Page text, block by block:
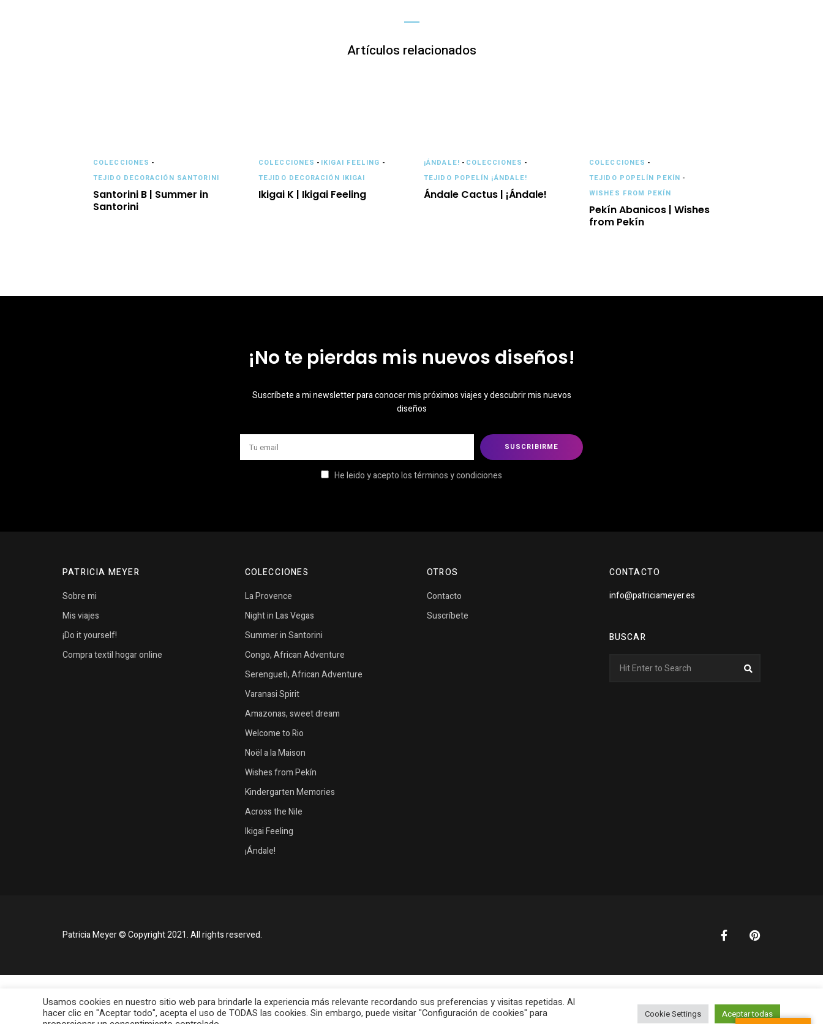
Artículos relacionados
COLECCIONES -
TEJIDO DECORACIÓN SANTORINI
Santorini B | Summer in
Santorini
COLECCIONES - IKIGAI FEELING -
TEJIDO DECORACIÓN IKIGAI
Ikigai K | Ikigai Feeling
¡ÁNDALE! - COLECCIONES -
TEJIDO POPELÍN ¡ÁNDALE!
Ándale Cactus | ¡Ándale!
COLECCIONES -
TEJIDO POPELÍN PEKÍN -
WISHES FROM PEKÍN
Pekín Abanicos | Wishes
from Pekín
¡No te pierdas mis nuevos diseños!
Suscríbete a mi newsletter para conocer mis próximos viajes y descubrir mis nuevos
diseños
He leido y acepto los términos y condiciones
PATRICIA MEYER
Sobre mi
Mis viajes
¡Do it yourself!
Compra textil hogar online
COLECCIONES
La Provence
Night in Las Vegas
Summer in Santorini
Congo, African Adventure
Serengueti, African Adventure
Varanasi Spirit
Amazonas, sweet dream
Welcome to Rio
Noël a la Maison
Wishes from Pekín
Kindergarten Memories
Across the Nile
Ikigai Feeling
¡Ándale!
OTROS
Contacto
Suscríbete
CONTACTO
info@patriciameyer.es
BUSCAR
for:
Patricia Meyer © Copyright 2021. All rights reserved.
Usamos cookies en nuestro sitio web para brindarle la experiencia más relevante recordando sus preferencias y visitas repetidas. Al
hacer clic en "Aceptar todo", acepta el uso de TODAS las cookies. Sin embargo, puede visitar "Configuración de cookies" para
Cookie Settings Aceptar todas